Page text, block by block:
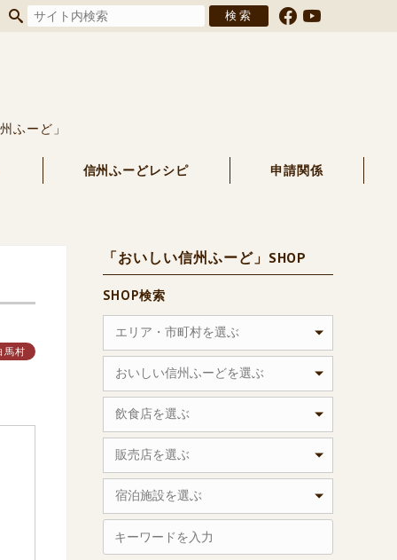
ふーど」
信州ふーどレシピ 申請関係
馬村
「おいしい信州ふーど」SHOP
SHOP検索
エリア・市町村を選ぶ
おいしい信州ふーどを選ぶ
飲食店を選ぶ
販売店を選ぶ
宿泊施設を選ぶ